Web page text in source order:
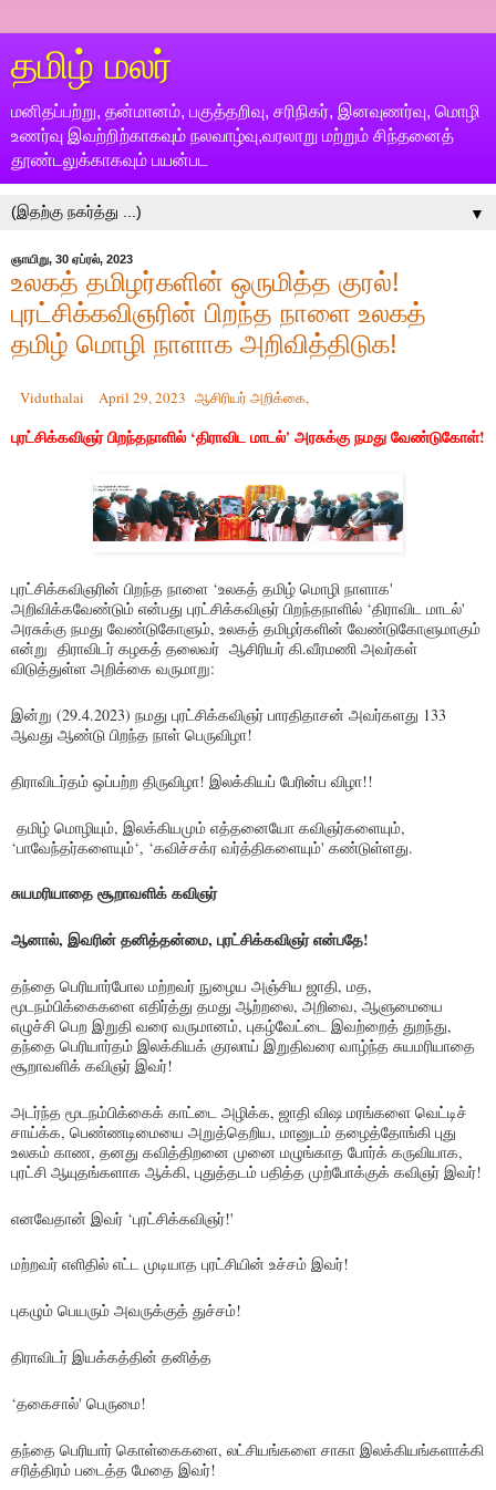
தமிழ் மலர்
மனிதப்பற்று, தன்மானம், பகுத்தறிவு, சரிநிகர், இனவுணர்வு, மொழி
உணர்வு இவற்றிற்காகவும் நலவாழ்வு,வரலாறு மற்றும் சிந்தனைத்
தூண்டலுக்காகவும் பயன்பட
▼
ஞாயிறு, 30 ஏப்ரல், 2023
உலகத் தமிழர்களின் ஒருமித்த குரல்!
புரட்சிக்கவிஞரின் பிறந்த நாளை உலகத்
தமிழ் மொழி நாளாக அறிவித்திடுக!
Viduthalai April 29, 2023 ஆசிரியர் அறிக்கை,
புரட்சிக்கவிஞர் பிறந்தநாளில் ‘திராவிட மாடல்' அரசுக்கு நமது வேண்டுகோள்!
புரட்சிக்கவிஞரின் பிறந்த நாளை ‘உலகத் தமிழ் மொழி நாளாக'
அறிவிக்கவேண்டும் என்பது புரட்சிக்கவிஞர் பிறந்தநாளில் ‘திராவிட மாடல்'
அரசுக்கு நமது வேண்டுகோளும், உலகத் தமிழர்களின் வேண்டுகோளுமாகும்
என்று திராவிடர் கழகத் தலைவர் ஆசிரியர் கி.வீரமணி அவர்கள்
விடுத்துள்ள அறிக்கை வருமாறு:
இன்று (29.4.2023) நமது புரட்சிக்கவிஞர் பாரதிதாசன் அவர்களது 133
ஆவது ஆண்டு பிறந்த நாள் பெருவிழா!
திராவிடர்தம் ஒப்பற்ற திருவிழா! இலக்கியப் பேரின்ப விழா!!
தமிழ் மொழியும், இலக்கியமும் எத்தனையோ கவிஞர்களையும்,
‘பாவேந்தர்களையும்‘, ‘கவிச்சக்ர வர்த்திகளையும்' கண்டுள்ளது.
சுயமரியாதை சூறாவளிக் கவிஞர்
ஆனால், இவரின் தனித்தன்மை, புரட்சிக்கவிஞர் என்பதே!
தந்தை பெரியார்போல மற்றவர் நுழைய அஞ்சிய ஜாதி, மத,
மூடநம்பிக்கைகளை எதிர்த்து தமது ஆற்றலை, அறிவை, ஆளுமையை
எழுச்சி பெற இறுதி வரை வருமானம், புகழ்வேட்டை இவற்றைத் துறந்து,
தந்தை பெரியார்தம் இலக்கியக் குரலாய் இறுதிவரை வாழ்ந்த சுயமரியாதை
சூறாவளிக் கவிஞர் இவர்!
அடர்ந்த மூடநம்பிக்கைக் காட்டை அழிக்க, ஜாதி விஷ மரங்களை வெட்டிச்
சாய்க்க, பெண்ணடிமையை அறுத்தெறிய, மானுடம் தழைத்தோங்கி புது
உலகம் காண, தனது கவித்திறனை முனை மழுங்காத போர்க் கருவியாக,
புரட்சி ஆயுதங்களாக ஆக்கி, புதுத்தடம் பதித்த முற்போக்குக் கவிஞர் இவர்!
எனவேதான் இவர் ‘புரட்சிக்கவிஞர்!'
மற்றவர் எளிதில் எட்ட முடியாத புரட்சியின் உச்சம் இவர்!
புகழும் பெயரும் அவருக்குத் துச்சம்!
திராவிடர் இயக்கத்தின் தனித்த
‘தகைசால்' பெருமை!
தந்தை பெரியார் கொள்கைகளை, லட்சியங்களை சாகா இலக்கியங்களாக்கி
சரித்திரம் படைத்த மேதை இவர்!